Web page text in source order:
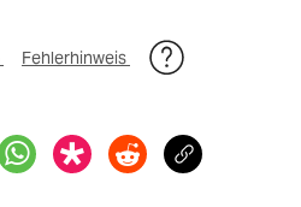
Fehlerhinweis